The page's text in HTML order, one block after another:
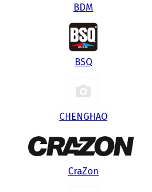
BDM
BSQ
CHENGHAO
CraZon